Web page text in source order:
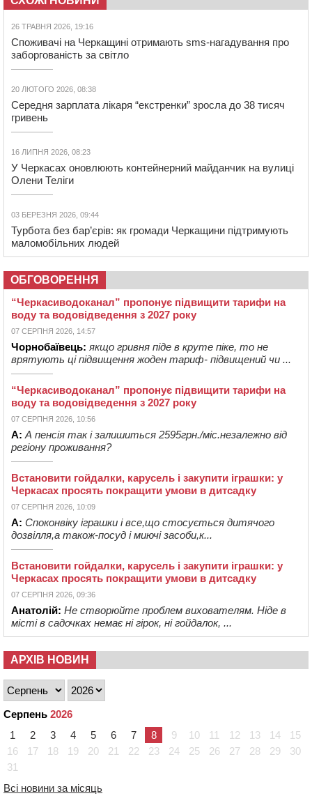
26 ТРАВНЯ 2026, 19:16
Споживачі на Черкащині отримають sms-нагадування про
заборгованість за світло
20 ЛЮТОГО 2026, 08:38
Середня зарплата лікаря “екстренки” зросла до 38 тисяч
гривень
16 ЛИПНЯ 2026, 08:23
У Черкасах оновлюють контейнерний майданчик на вулиці
Олени Теліги
03 БЕРЕЗНЯ 2026, 09:44
Турбота без бар’єрів: як громади Черкащини підтримують
маломобільних людей
ОБГОВОРЕННЯ
“Черкасиводоканал” пропонує підвищити тарифи на
воду та водовідведення з 2027 року
07 СЕРПНЯ 2026, 14:57
Чорнобаївець: якщо гривня піде в круте піке, то не
врятують ці підвищення жоден тариф- підвищений чи ...
“Черкасиводоканал” пропонує підвищити тарифи на
воду та водовідведення з 2027 року
07 СЕРПНЯ 2026, 10:56
А: А пенсія так і залишиться 2595грн./міс.незалежно від
регіону проживання?
Встановити гойдалки, карусель і закупити іграшки: у
Черкасах просять покращити умови в дитсадку
07 СЕРПНЯ 2026, 10:09
А: Споконвіку іграшки і все,що стосується дитячого
дозвілля,а також-посуд і миючі засоби,к...
Встановити гойдалки, карусель і закупити іграшки: у
Черкасах просять покращити умови в дитсадку
07 СЕРПНЯ 2026, 09:36
Анатолій: Не створюйте проблем вихователям. Ніде в
місті в садочках немає ні гірок, ні гойдалок, ...
АРХІВ НОВИН
Серпень 2026
1
2 3 4 5 6 7 8 9 10 11 12 13 14
15
16
17 18 19 20 21 22 23 24 25 26 27 28 29
30
31
Всі новини за місяць